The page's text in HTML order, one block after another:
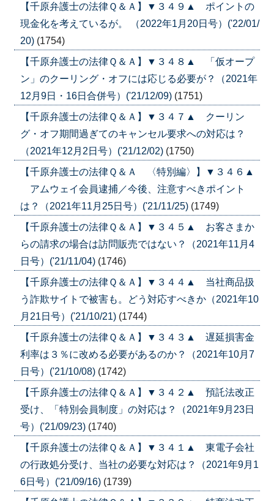
【千原弁護士の法律Ｑ＆Ａ】▼３４９▲ ポイントの
現金化を考えているが。 （2022年1月20日号）('22/01/
20) (1754)
【千原弁護士の法律Ｑ＆Ａ】▼３４８▲ 「仮オープ
ン」のクーリング・オフには応じる必要が？（2021年
12月9日・16日合併号）('21/12/09) (1751)
【千原弁護士の法律Ｑ＆Ａ】▼３４７▲ クーリン
グ・オフ期間過ぎてのキャンセル要求への対応は？
（2021年12月2日号）('21/12/02) (1750)
【千原弁護士の法律Ｑ＆Ａ 〈特別編〉】▼３４６▲
アムウェイ会員逮捕／今後、注意すべきポイント
は？（2021年11月25日号）('21/11/25) (1749)
【千原弁護士の法律Ｑ＆Ａ】▼３４５▲ お客さまか
らの請求の場合は訪問販売ではない？（2021年11月4
日号）('21/11/04) (1746)
【千原弁護士の法律Ｑ＆Ａ】▼３４４▲ 当社商品扱
う詐欺サイトで被害も。どう対応すべきか（2021年10
月21日号）('21/10/21) (1744)
【千原弁護士の法律Ｑ＆Ａ】▼３４３▲ 遅延損害金
利率は３％に改める必要があるのか？（2021年10月7
日号）('21/10/08) (1742)
【千原弁護士の法律Ｑ＆Ａ】▼３４２▲ 預託法改正
受け、「特別会員制度」の対応は？（2021年9月23日
号）('21/09/23) (1740)
【千原弁護士の法律Ｑ＆Ａ】▼３４１▲ 東電子会社
の行政処分受け、当社の必要な対応は？（2021年9月1
6日号）('21/09/16) (1739)